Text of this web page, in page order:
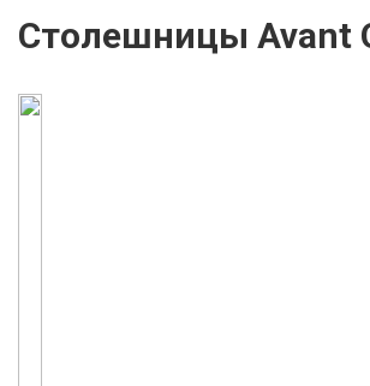
Столешницы Avant